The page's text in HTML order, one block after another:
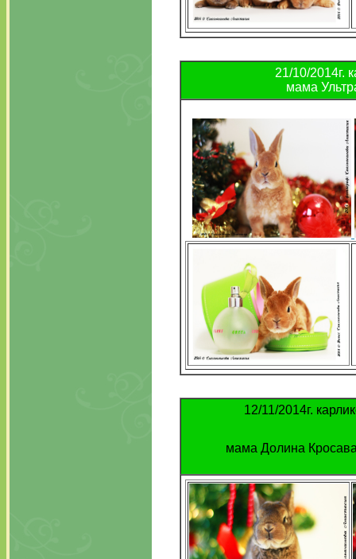
21/10/2014г.
мама
12/11/2014г.
мама Долина